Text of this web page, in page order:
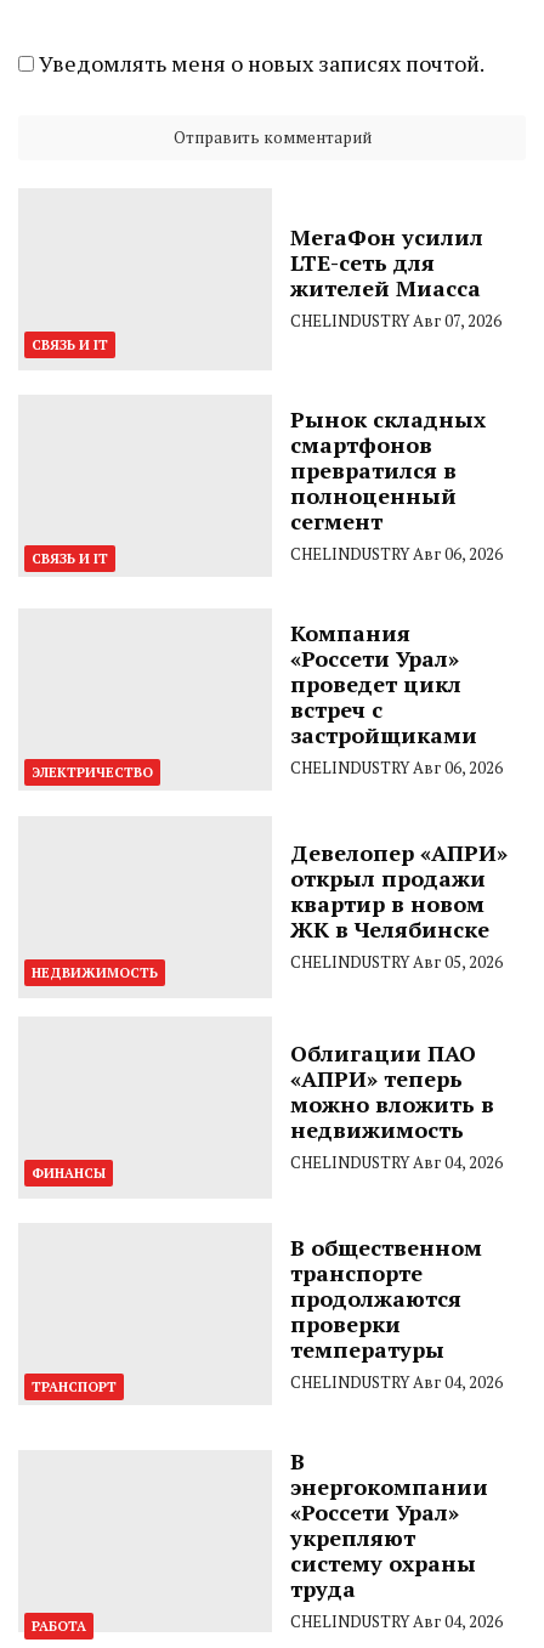
Уведомлять меня о новых записях почтой.
СВЯЗЬ И IT
МегаФон усилил
LTE-сеть для
жителей Миасса
CHELINDUSTRYАвг 07, 2026
СВЯЗЬ И IT
Рынок складных
смартфонов
превратился в
полноценный
сегмент
CHELINDUSTRYАвг 06, 2026
ЭЛЕКТРИЧЕСТВО
Компания
«Россети Урал»
проведет цикл
встреч с
застройщиками
CHELINDUSTRYАвг 06, 2026
НЕДВИЖИМОСТЬ
Девелопер «АПРИ»
открыл продажи
квартир в новом
ЖК в Челябинске
CHELINDUSTRYАвг 05, 2026
ФИНАНСЫ
Облигации ПАО
«АПРИ» теперь
можно вложить в
недвижимость
CHELINDUSTRYАвг 04, 2026
ТРАНСПОРТ
В общественном
транспорте
продолжаются
проверки
температуры
CHELINDUSTRYАвг 04, 2026
РАБОТА
В
энергокомпании
«Россети Урал»
укрепляют
систему охраны
труда
CHELINDUSTRYАвг 04, 2026